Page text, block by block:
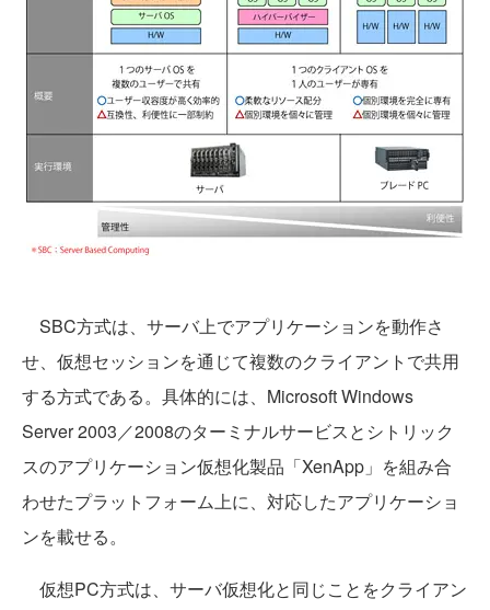
SBC方式は、サーバ上でアプリケーションを動作さ
せ、仮想セッションを通じて複数のクライアントで共用
する方式である。具体的には、Microsoft Windows
Server 2003／2008のターミナルサービスとシトリック
スのアプリケーション仮想化製品「XenApp」を組み合
わせたプラットフォーム上に、対応したアプリケーショ
ンを載せる。
仮想PC方式は、サーバ仮想化と同じことをクライアン